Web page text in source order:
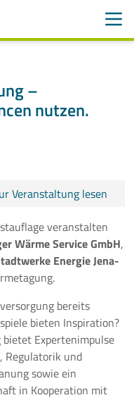
–
nutzen.
Veranstaltung lesen
veranstalten
Wärme Service GmbH,
Energie Jena-
bereits
bieten Inspiration?
Expertenimpulse
Regulatorik und
sowie ein
in Kooperation mit